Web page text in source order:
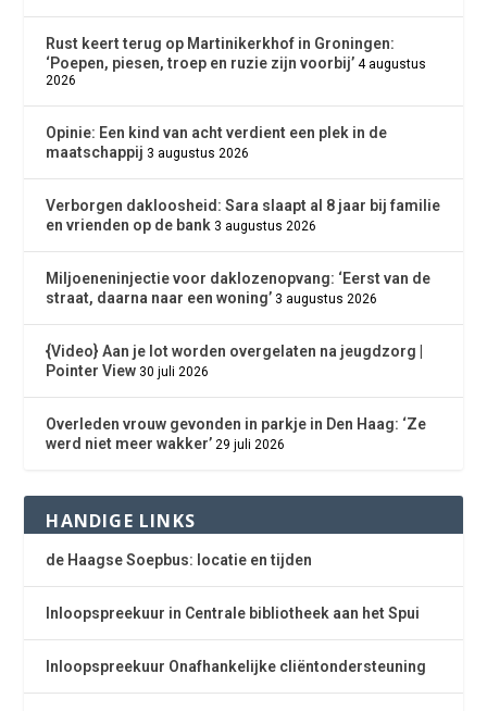
Rust keert terug op Martinikerkhof in Groningen:
‘Poepen, piesen, troep en ruzie zijn voorbij’ 4 augustus
2026
Opinie: Een kind van acht verdient een plek in de
maatschappij 3 augustus 2026
Verborgen dakloosheid: Sara slaapt al 8 jaar bij familie
en vrienden op de bank 3 augustus 2026
Miljoeneninjectie voor daklozenopvang: ‘Eerst van de
straat, daarna naar een woning’ 3 augustus 2026
{Video} Aan je lot worden overgelaten na jeugdzorg |
Pointer View 30 juli 2026
Overleden vrouw gevonden in parkje in Den Haag: ‘Ze
werd niet meer wakker’ 29 juli 2026
HANDIGE LINKS
de Haagse Soepbus: locatie en tijden
Inloopspreekuur in Centrale bibliotheek aan het Spui
Inloopspreekuur Onafhankelijke cliëntondersteuning